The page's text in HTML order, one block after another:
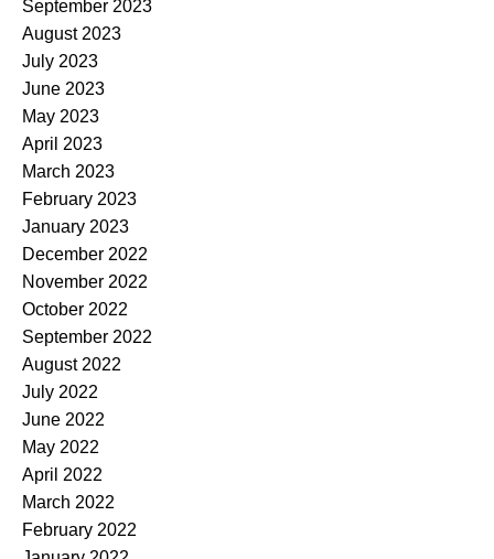
September 2023
August 2023
July 2023
June 2023
May 2023
April 2023
March 2023
February 2023
January 2023
December 2022
November 2022
October 2022
September 2022
August 2022
July 2022
June 2022
May 2022
April 2022
March 2022
February 2022